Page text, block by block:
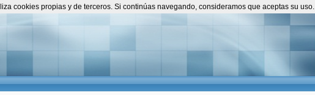
cookies propias y de terceros. Si continúas navegando, consideramos que aceptas su uso.